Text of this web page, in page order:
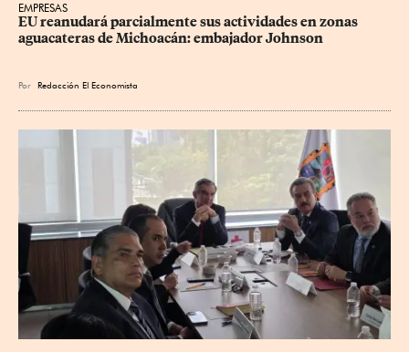
EMPRESAS
EU reanudará parcialmente sus actividades en zonas
aguacateras de Michoacán: embajador Johnson
Por Redacción El Economista